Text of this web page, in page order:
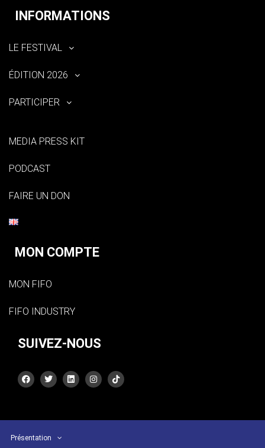
INFORMATIONS
LE FESTIVAL
ÉDITION 2026
PARTICIPER
MEDIA PRESS KIT
PODCAST
FAIRE UN DON
MON COMPTE
MON FIFO
FIFO INDUSTRY
SUIVEZ-NOUS
Présentation